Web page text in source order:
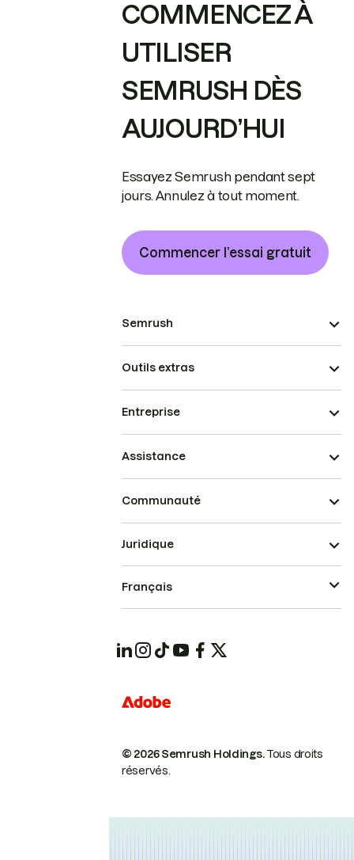
COMMENCEZ À
UTILISER
SEMRUSH DÈS
AUJOURD’HUI
Essayez Semrush pendant sept
jours. Annulez à tout moment.
Commencer l’essai gratuit
Semrush
Outils extras
Entreprise
Assistance
Communauté
© 2026 Semrush Holdings.Tous droits
réservés.
Juridique
Français